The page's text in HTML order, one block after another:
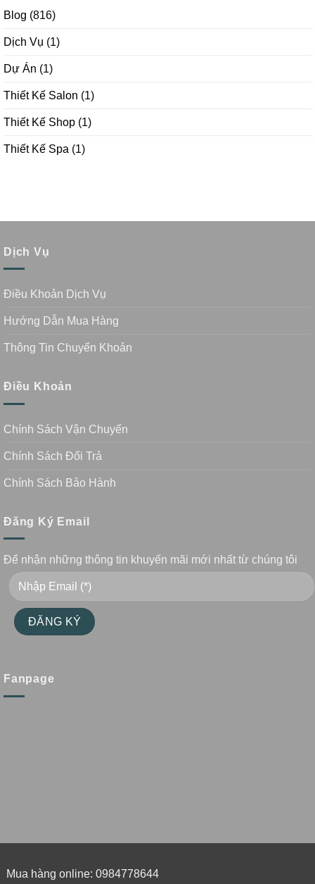
Blog (816)
Dịch Vụ (1)
Dự Án (1)
Thiết Kế Salon (1)
Thiết Kế Shop (1)
Thiết Kế Spa (1)
Dịch Vụ
Điều Khoản Dịch Vụ
Hướng Dẫn Mua Hàng
Thông Tin Chuyển Khoản
Điều Khoản
Chính Sách Vận Chuyển
Chính Sách Đổi Trả
Chính Sách Bảo Hành
Đăng Ký Email
Để nhận những thông tin khuyến mãi mới nhất từ chúng tôi
Fanpage
Mua hàng online: 0984778644